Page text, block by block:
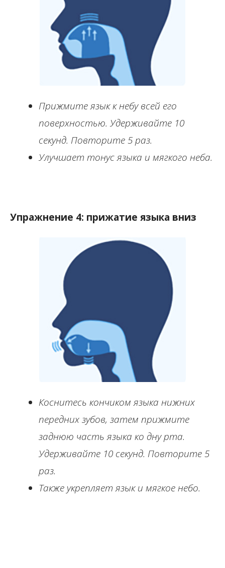
Прижмите язык к небу всей его
поверхностью. Удерживайте 10
секунд. Повторите 5 раз.
Улучшает тонус языка и мягкого неба.
Упражнение 4: прижатие языка вниз
Коснитесь кончиком языка нижних
передних зубов, затем прижмите
заднюю часть языка ко дну рта.
Удерживайте 10 секунд. Повторите 5
раз.
Также укрепляет язык и мягкое небо.